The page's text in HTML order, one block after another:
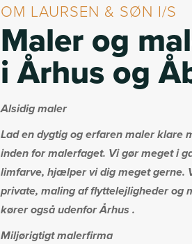
OM LAURSEN & SØN I/S
Maler og
i Århus og
Alsidig maler
Lad en dygtig og erfaren maler klare
inden for malerfaget. Vi gør meget i
limfarve, hjælper vi dig meget gerne.
private, maling af flyttelejligheder og
kører også udenfor Århus .
Miljørigtigt malerfirma